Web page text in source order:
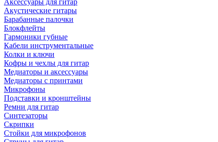
Аксессуары для гитар
Акустические гитары
Барабанные палочки
Блокфлейты
Гармоники губные
Кабели инструментальные
Колки и ключи
Кофры и чехлы для гитар
Медиаторы и аксессуары
Медиаторы с принтами
Микрофоны
Подставки и кронштейны
Ремни для гитар
Синтезаторы
Скрипки
Стойки для микрофонов